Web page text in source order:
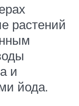
растений
и
йода.